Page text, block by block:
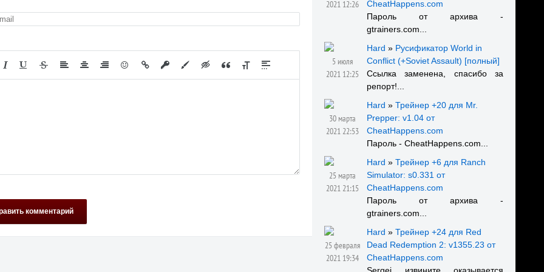
комментарий
2021 12:26
CheatHappens.com
Пароль от архива -
gtrainers.com...
5 июля
2021 12:25
Hard » Русификатор World in
Conflict (+Soviet Assault) [полный]
Ссылка заменена, спасибо за
репорт!...
30 марта
2021 22:53
Hard » Трейнер +20 для Mr.
Prepper: v1.04 от
CheatHappens.com
Пароль - CheatHappens.com...
25 марта
2021 21:15
Hard » Трейнер +6 для Ranch
Simulator: s0.331 от
CheatHappens.com
Пароль от архива -
gtrainers.com...
25 февраля
2021 19:34
Hard » Трейнер +24 для Red
Dead Redemption 2: v1355.23 от
CheatHappens.com